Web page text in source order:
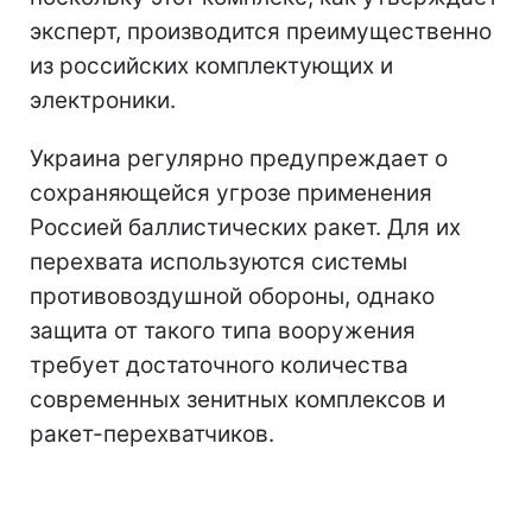
эксперт, производится преимущественно
из российских комплектующих и
электроники.
Украина регулярно предупреждает о
сохраняющейся угрозе применения
Россией баллистических ракет. Для их
перехвата используются системы
противовоздушной обороны, однако
защита от такого типа вооружения
требует достаточного количества
современных зенитных комплексов и
ракет-перехватчиков.